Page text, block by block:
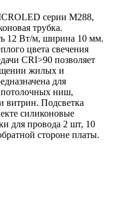
серии M288,
трубка.
12 Вт/м, ширина 10 мм.
цвета свечения
CRI>90 позволяет
жилых и
для
потолочных ниш,
витрин. Подсветка
силиконовые
для провода 2 шт, 10
стороне платы.